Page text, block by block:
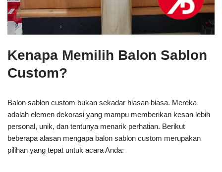
Kenapa Memilih Balon Sablon
Custom?
Balon sablon custom bukan sekadar hiasan biasa. Mereka
adalah elemen dekorasi yang mampu memberikan kesan lebih
personal, unik, dan tentunya menarik perhatian. Berikut
beberapa alasan mengapa balon sablon custom merupakan
pilihan yang tepat untuk acara Anda: